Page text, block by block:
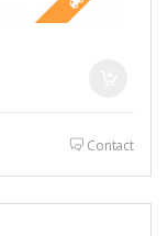
Contact